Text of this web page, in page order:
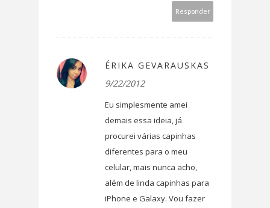
Responder
ÉRIKA GEVARAUSKAS
9/22/2012
Eu simplesmente amei
demais essa ideia, já
procurei várias capinhas
diferentes para o meu
celular, mais nunca acho,
além de linda capinhas para
iPhone e Galaxy. Vou fazer